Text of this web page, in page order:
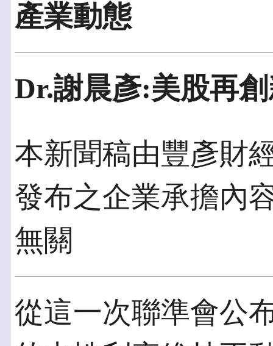
產業動態
Dr.謝晨彥:美股再
本新聞稿由豐彥財
發布之企業承擔內
無關
從這一次聯準會公